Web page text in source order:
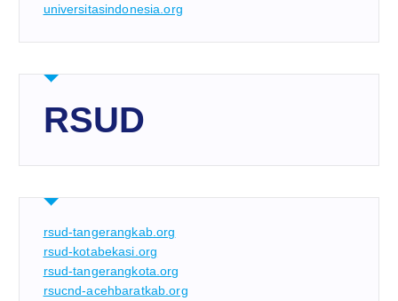
universitasindonesia.org
RSUD
rsud-tangerangkab.org
rsud-kotabekasi.org
rsud-tangerangkota.org
rsucnd-acehbaratkab.org